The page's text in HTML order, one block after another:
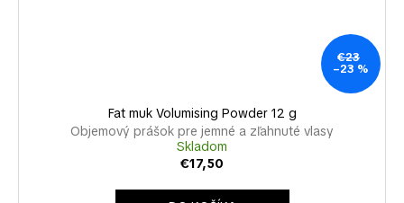
€23
–23 %
Fat muk Volumising Powder 12 g
Objemový prášok pre jemné a zľahnuté vlasy
Skladom
€17,50